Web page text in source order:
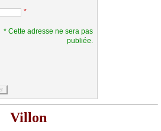
*
* Cette adresse ne sera pas
publiée.
Villon